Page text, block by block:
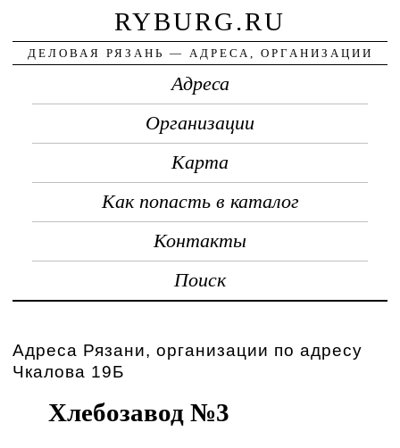
RYBURG.RU
ДЕЛОВАЯ РЯЗАНЬ — АДРЕСА, ОРГАНИЗАЦИИ
Адреса
Организации
Карта
Как попасть в каталог
Контакты
Поиск
Адреса Рязани, организации по адресу
Чкалова 19Б
Хлебозавод №3